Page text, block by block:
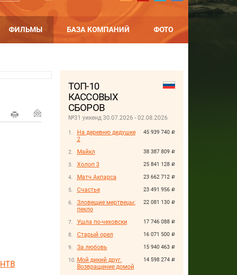
ФИЛЬМЫ БАЗА КОМПАНИЙ ФОТО
ТОП-10
КАССОВЫХ
СБОРОВ
№31 уикенд 30.07.2026 - 02.08.2026
45 939 740 руб.
На деревню дедушке
2
38 387 809 руб.
Майкл
25 841 128 руб.
Холоп 3
23 662 712 руб.
Матч Акпарса
23 491 956 руб.
Счастье
22 081 130 руб.
Зловещие мертвецы:
пекло
17 746 088 руб.
Ушла по-чеховски
16 071 500 руб.
Старый орел
15 940 463 руб.
За любовь
14 598 274 руб.
Мой дикий друг.
Возвращение домой
НТВ